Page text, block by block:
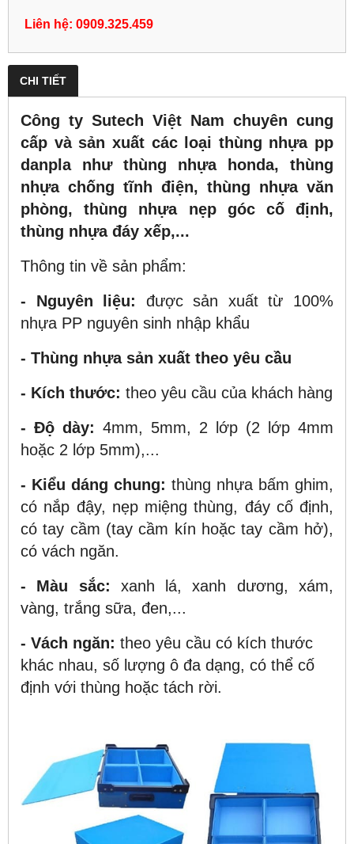
Liên hệ: 0909.325.459
CHI TIẾT
Công ty Sutech Việt Nam chuyên cung
cấp và sản xuất các loại thùng nhựa pp
danpla như thùng nhựa honda, thùng
nhựa chống tĩnh điện, thùng nhựa văn
phòng, thùng nhựa nẹp góc cố định,
thùng nhựa đáy xếp,...
Thông tin về sản phẩm:
- Nguyên liệu: được sản xuất từ 100%
nhựa PP nguyên sinh nhập khẩu
- Thùng nhựa sản xuất theo yêu cầu
- Kích thước: theo yêu cầu của khách hàng
- Độ dày: 4mm, 5mm, 2 lớp (2 lớp 4mm
hoặc 2 lớp 5mm),...
- Kiểu dáng chung: thùng nhựa bấm ghim,
có nắp đậy, nẹp miệng thùng, đáy cố định,
có tay cầm (tay cầm kín hoặc tay cầm hở),
có vách ngăn.
- Màu sắc: xanh lá, xanh dương, xám,
vàng, trắng sữa, đen,...
- Vách ngăn: theo yêu cầu có kích thước
khác nhau, số lượng ô đa dạng, có thể cố
định với thùng hoặc tách rời.